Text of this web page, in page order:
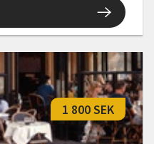
1 800 SEK